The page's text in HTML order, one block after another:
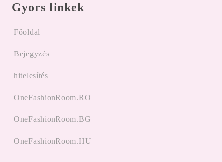
Gyors linkek
Főoldal
Bejegyzés
hitelesítés
OneFashionRoom.RO
OneFashionRoom.BG
OneFashionRoom.HU